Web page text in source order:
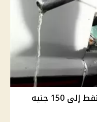
تحذيرات من ارتفاع سعر برميل النفط إلى 150 جنيه